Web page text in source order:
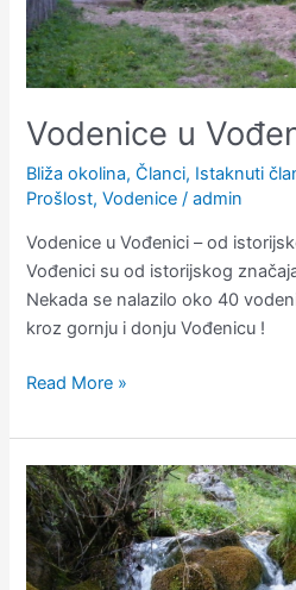
Vodenice u
Bliža okolina,Članci, Istaknuti
Prošlost,Vodenice /admin
Vodenice u Vođenici – od
Vođenici su od istorijskog
Nekada se nalazilo oko 40
kroz gornju i donju Vođenicu !
Read More »
Potok
Vođenice